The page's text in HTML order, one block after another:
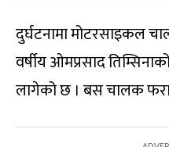
दुर्घटनामा मोटरसाइकल
वर्षीय ओमप्रसाद
लागेको छ । बस चालक